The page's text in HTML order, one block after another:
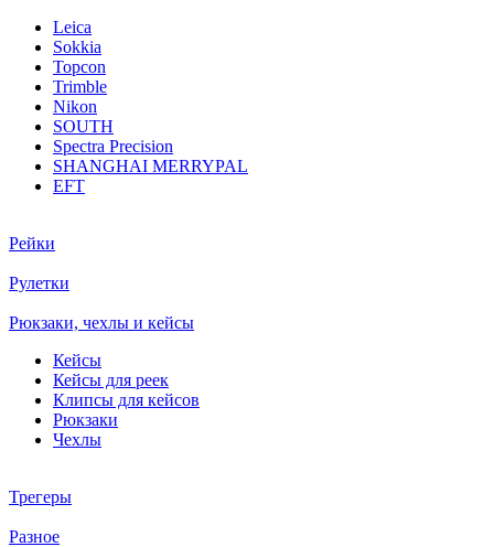
Leica
Sokkia
Topcon
Trimble
Nikon
SOUTH
Spectra Precision
SHANGHAI MERRYPAL
EFT
Рейки
Рулетки
Рюкзаки, чехлы и кейсы
Кейсы
Кейсы для реек
Клипсы для кейсов
Рюкзаки
Чехлы
Трегеры
Разное